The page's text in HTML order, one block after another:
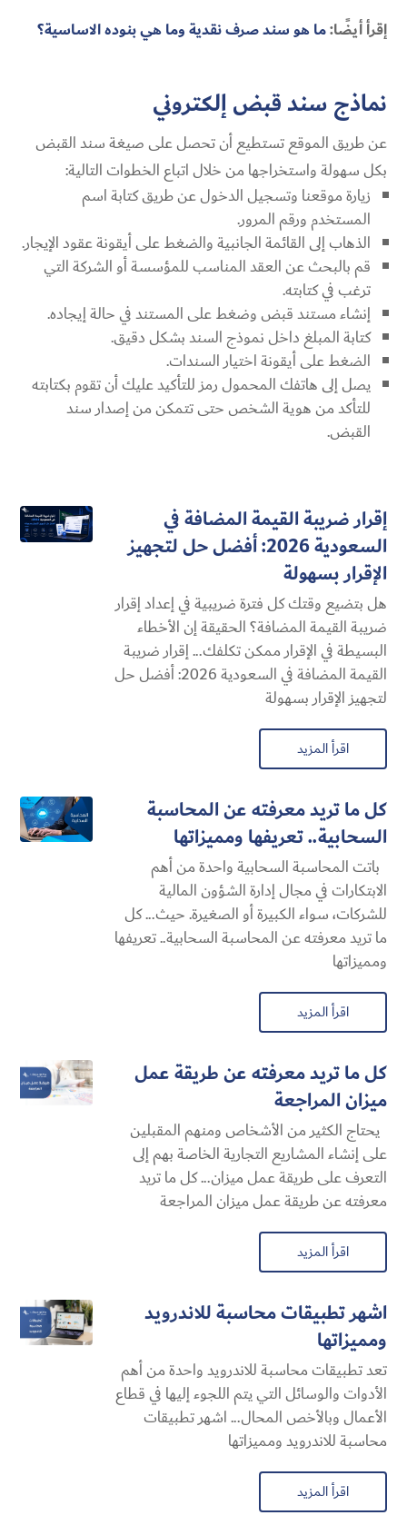
إقرأ أيضًا:ما هو سند صرف نقدية وما هي بنوده الاساسية؟
نماذج سند قبض إلكتروني
عن طريق الموقع تستطيع أن تحصل علىصيغة سند القبض
بكل سهولة واستخراجها من خلال اتباع الخطوات التالية:
زيارة موقعنا وتسجيل الدخول عن طريق كتابة اسم
المستخدم ورقم المرور.
الذهاب إلى القائمة الجانبية والضغط على أيقونة عقود الإيجار.
قم بالبحث عن العقد المناسب للمؤسسة أو الشركة التي
ترغب في كتابته.
إنشاء مستند قبض وضغط على المستند في حالة إيجاده.
كتابة المبلغ داخل نموذج السند بشكل دقيق.
الضغط على أيقونة اختيار السندات.
يصل إلى هاتفك المحمول رمز للتأكيد عليك أن تقوم بكتابته
للتأكد من هوية الشخص حتى تتمكن من إصدار سند
القبض.
إقرار ضريبة القيمة المضافة في
السعودية 2026: أفضل حل لتجهيز
الإقرار بسهولة
هل بتضيع وقتك كل فترة ضريبية في إعداد إقرار
ضريبة القيمة المضافة؟ الحقيقة إن الأخطاء
البسيطة في الإقرار ممكن تكلفك... إقرار ضريبة
القيمة المضافة في السعودية 2026: أفضل حل
لتجهيز الإقرار بسهولة
اقرأ المزيد
كل ما تريد معرفته عن المحاسبة
السحابية​.. تعريفها ومميزاتها
باتت المحاسبة السحابية​ واحدة من أهم
الابتكارات في مجال إدارة الشؤون المالية
للشركات، سواء الكبيرة أو الصغيرة. حيث... كل
ما تريد معرفته عن المحاسبة السحابية​.. تعريفها
ومميزاتها
اقرأ المزيد
كل ما تريد معرفته عن طريقة عمل
ميزان المراجعة
يحتاج الكثير من الأشخاص ومنهم المقبلين
على إنشاء المشاريع التجارية الخاصة بهم إلى
التعرف على طريقة عمل ميزان... كل ما تريد
معرفته عن طريقة عمل ميزان المراجعة
اقرأ المزيد
اشهر تطبيقات محاسبة للاندرويد
ومميزاتها
تعد تطبيقات محاسبة للاندرويد واحدة من أهم
الأدوات والوسائل التي يتم اللجوء إليها في قطاع
الأعمال وبالأخص المحال... اشهر تطبيقات
محاسبة للاندرويد ومميزاتها
اقرأ المزيد